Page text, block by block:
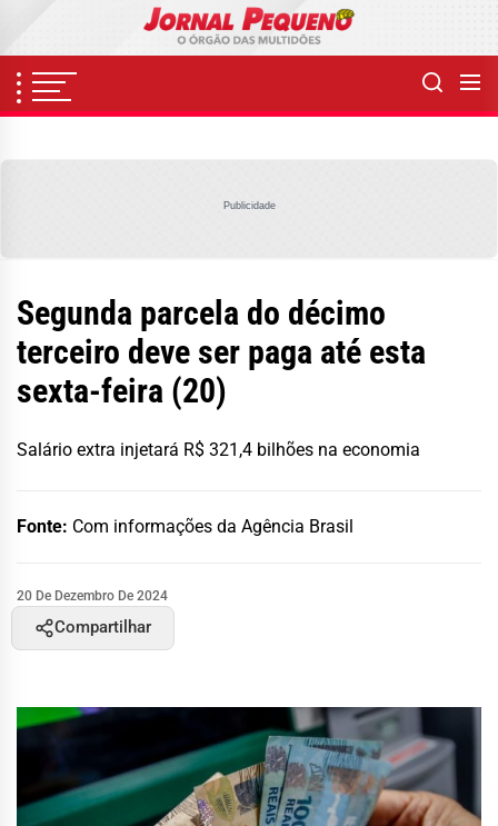
content
Publicidade
Segunda parcela do décimo
terceiro deve ser paga até esta
sexta-feira (20)
Salário extra injetará R$ 321,4 bilhões na economia
Fonte: Com informações da Agência Brasil
20 De Dezembro De 2024
Compartilhar